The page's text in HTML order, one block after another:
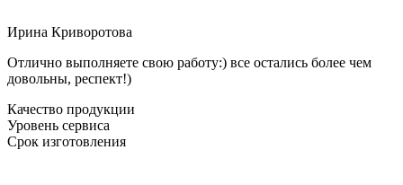
Ирина Криворотова
Отлично выполняете свою работу:) все остались более чем
довольны, респект!)
Качество продукции
Уровень сервиса
Срок изготовления